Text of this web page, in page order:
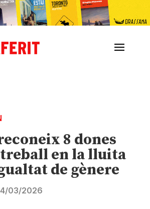
8 dones
treball en la lluita
de gènere
03/2026